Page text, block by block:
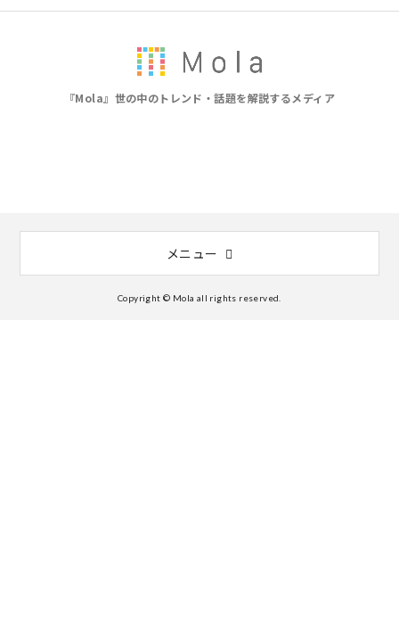
『Mola』世の中のトレンド・話題を解説するメディア
メニュー
Copyright © Mola all rights reserved.